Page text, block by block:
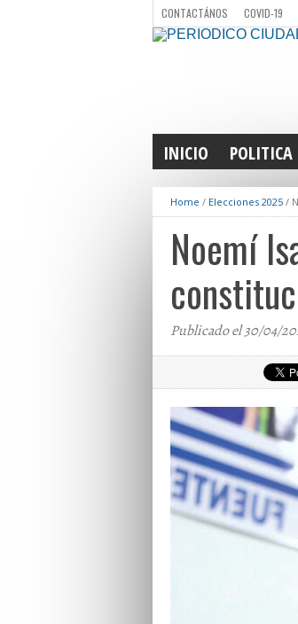
CONTACTÁNOS COVID-19
INICIO POLITICA
Home / Elecciones 2025 /
Noemí
Publicado el 30/04/